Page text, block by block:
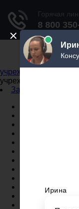
Не
учреждений
учреждений
Задать вопрос
Судебные